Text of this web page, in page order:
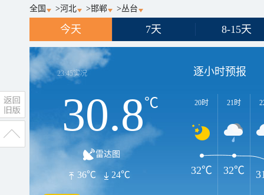
全国 >河北 >邯郸 >丛台
今天 7天 8-15天
23:45实况
30.8℃
雷达图
36℃ 24℃
逐小时预报
20时 21时
32℃ 32℃